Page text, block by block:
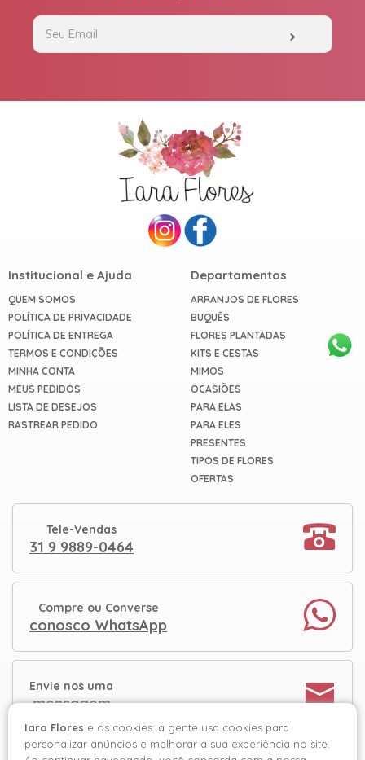
Institucional e Ajuda
QUEM SOMOS
POLÍTICA DE PRIVACIDADE
POLÍTICA DE ENTREGA
TERMOS E CONDIÇÕES
MINHA CONTA
MEUS PEDIDOS
LISTA DE DESEJOS
RASTREAR PEDIDO
Departamentos
ARRANJOS DE FLORES
BUQUÊS
FLORES PLANTADAS
KITS E CESTAS
MIMOS
OCASIÕES
PARA ELAS
PARA ELES
PRESENTES
TIPOS DE FLORES
OFERTAS
Tele-Vendas
31 9 9889-0464
Compre ou Converse
conosco WhatsApp
Envie nos uma
mensagem
Iara Flores e os cookies: a gente usa cookies para
personalizar anúncios e melhorar a sua experiência no site.